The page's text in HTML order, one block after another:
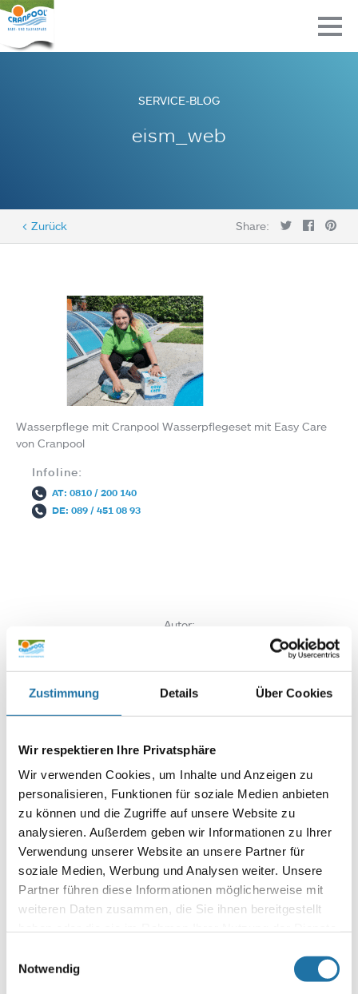
Zustimmung Details Über Cookies
Wir respektieren Ihre Privatsphäre
Wir verwenden Cookies, um Inhalte und Anzeigen zu
personalisieren, Funktionen für soziale Medien anbieten
zu können und die Zugriffe auf unsere Website zu
analysieren. Außerdem geben wir Informationen zu Ihrer
Verwendung unserer Website an unsere Partner für
soziale Medien, Werbung und Analysen weiter. Unsere
Partner führen diese Informationen möglicherweise mit
weiteren Daten zusammen, die Sie ihnen bereitgestellt
unsererDatenschutzerklärung
Notwendig
SERVICE-BLOG
eism_web
< Zurück Share:
Wasserpflege mit Cranpool Wasserpflegeset mit Easy Care
von Cranpool
Infoline:
AT: 0810 / 200 140
DE: 089 / 451 08 93
Autor:
Kommentar*
Name*